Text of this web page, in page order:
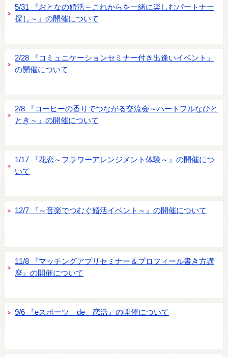
5/31 『おとなの婚活～これからを一緒に楽しむパートナー
探し～』の開催について
2/28 『コミュニケーションセミナー付き出逢いイベント』
の開催について
2/8 『コーヒーの香りでつながる交流会～ハートフルなひと
とき～』の開催について
1/17 『花恋～フラワーアレンジメント体験～』の開催につ
いて
12/7 『～音楽でつむぐ婚活イベント～』の開催について
11/8 『マッチングアプリセミナー＆プロフィール書き方講
座』の開催について
9/6 『eスポーツ de 恋活』の開催について